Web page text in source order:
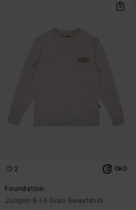
2 ÖKO
Foundation
Jungen 8-16 Grau Sweatshirt